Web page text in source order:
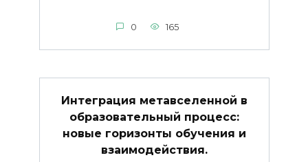
0 165
Интеграция метавселенной в
образовательный процесс:
новые горизонты обучения и
взаимодействия.